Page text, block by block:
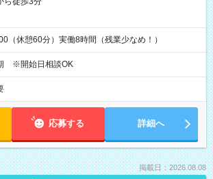
（休憩60分）実働8時間（残業少なめ！）
※開始日相談OK
応募する 詳細へ
掲載日：2026.08.08